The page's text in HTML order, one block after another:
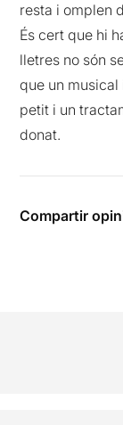
resta i omplen
És cert que hi
lletres no són
que un
petit i un
donat.
Compartir